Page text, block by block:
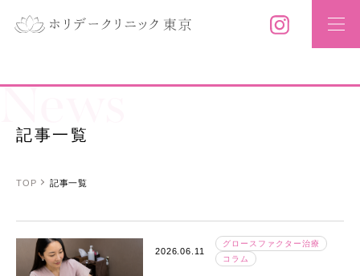
記事一覧
TOP 記事一覧
2026.06.11
グロースファクター治療
コラム